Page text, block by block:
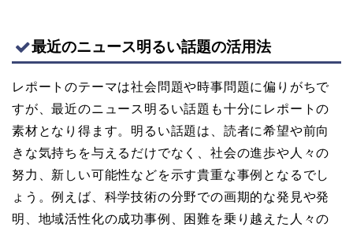
最近のニュース明るい話題の活用法
レポートのテーマは社会問題や時事問題に偏りがちで
すが、最近のニュース明るい話題も十分にレポートの
素材となり得ます。明るい話題は、読者に希望や前向
きな気持ちを与えるだけでなく、社会の進歩や人々の
努力、新しい可能性などを示す貴重な事例となるでし
ょう。例えば、科学技術の分野での画期的な発見や発
明、地域活性化の成功事例、困難を乗り越えた人々の